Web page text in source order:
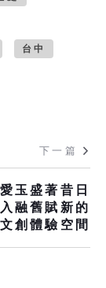
台中
下一篇
玉盛著昔日
融舊賦新的
文創體驗空間